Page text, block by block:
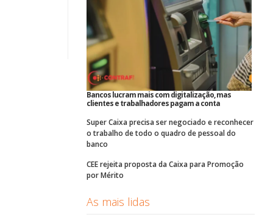
Bancos lucram mais com digitalização, mas
clientes e trabalhadores pagam a conta
Super Caixa precisa ser negociado e reconhecer
o trabalho de todo o quadro de pessoal do
banco
CEE rejeita proposta da Caixa para Promoção
por Mérito
As mais lidas